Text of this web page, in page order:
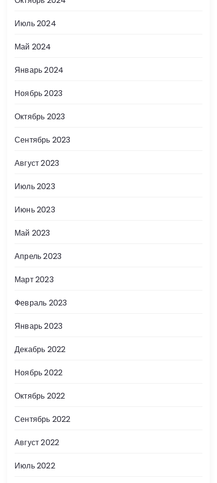
Июль 2024
Май 2024
Январь 2024
Ноябрь 2023
Октябрь 2023
Сентябрь 2023
Август 2023
Июль 2023
Июнь 2023
Май 2023
Апрель 2023
Март 2023
Февраль 2023
Январь 2023
Декабрь 2022
Ноябрь 2022
Октябрь 2022
Сентябрь 2022
Август 2022
Июль 2022